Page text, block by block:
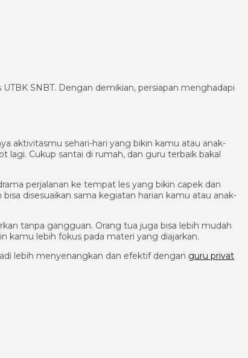
SNBT. Dengan demikian, persiapan menghadapi
aktivitasmu sehari-hari yang bikin kamu atau anak-
lagi. Cukup santai di rumah, dan guru terbaik bakal
perjalanan ke tempat les yang bikin capek dan
disesuaikan sama kegiatan harian kamu atau anak-
tanpa gangguan. Orang tua juga bisa lebih mudah
kamu lebih fokus pada materi yang diajarkan.
lebih menyenangkan dan efektif dengan guru privat